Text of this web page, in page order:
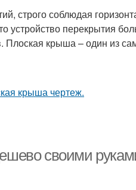
строго соблюдая
устройство перекрытия
крыша – один из
своими